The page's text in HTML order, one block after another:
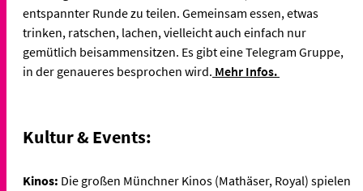
entspannter Runde zu teilen. Gemeinsam essen, etwas
trinken, ratschen, lachen, vielleicht auch einfach nur
gemütlich beisammensitzen. Es gibt eine Telegram Gruppe,
in der genaueres besprochen wird. Mehr Infos.
Kultur & Events:
Kinos: Die großen Münchner Kinos (Mathäser, Royal) spielen